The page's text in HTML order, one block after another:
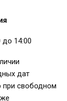
до 14:00
дат
при свободном